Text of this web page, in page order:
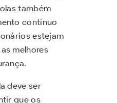
também
contínuo
estejam
melhores
deve ser
que os